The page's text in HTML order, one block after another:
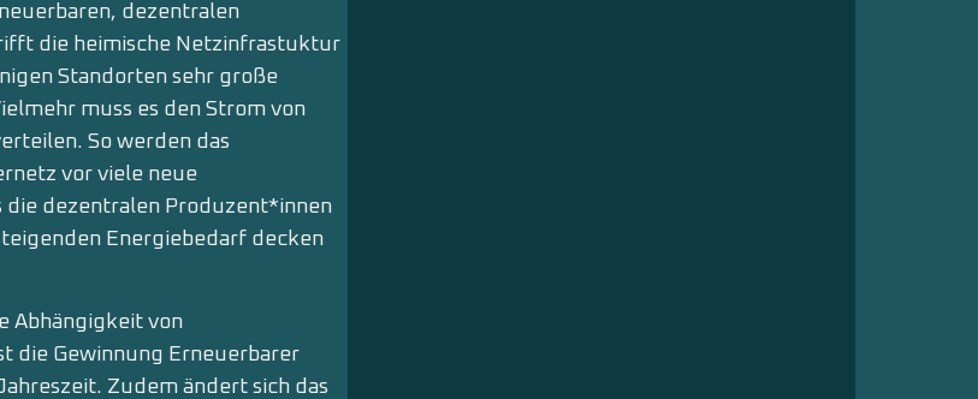
dezentralen
die heimische Netzinfrastuktur
Standorten sehr große
muss es den Strom von
So werden das
vor viele neue
dezentralen Produzent*innen
Energiebedarf decken
Abhängigkeit von
die Gewinnung Erneuerbarer
Zudem ändert sich das